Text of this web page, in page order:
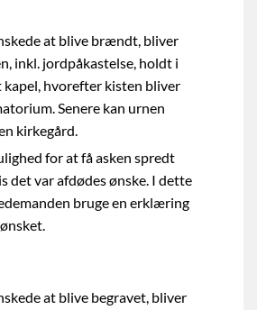
at blive brændt, bliver
inkl. jordpåkastelse, holdt i
kapel, hvorefter kisten bliver
Senere kan urnen
kirkegård.
for at få asken spredt
det var afdødes ønske. I dette
bruge en erklæring
at blive begravet, bliver